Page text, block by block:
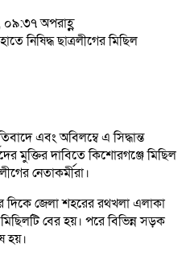
অপরাহ্ণ
এবং অবিলম্বে এ সিদ্ধান্ত
মুক্তির দাবিতে কিশোরগঞ্জে মিছিল
নেতাকর্মীরা।
জেলা শহরের রথখলা এলাকা
বের হয়। পরে বিভিন্ন সড়ক
হয়।